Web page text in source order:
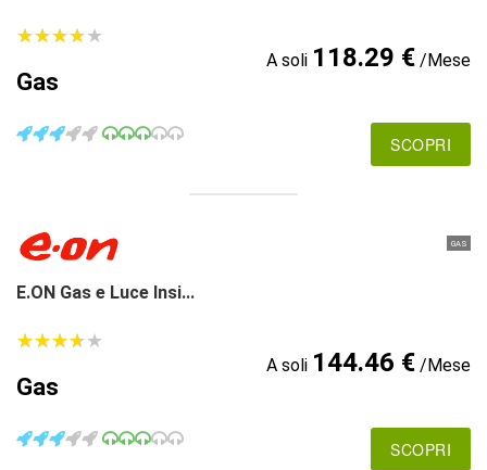
★★★★★
★★★★★
Gas
A soli 118.29 €/Mese
SCOPRI
GAS
E.ON Gas e Luce Insi...
★★★★★
★★★★★
Gas
A soli 144.46 €/Mese
SCOPRI